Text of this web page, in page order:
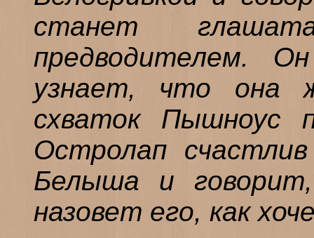
станет
предводителем.
узнает, что она
схваток Пышноус
Остролап
Белыша и
назовет его, как